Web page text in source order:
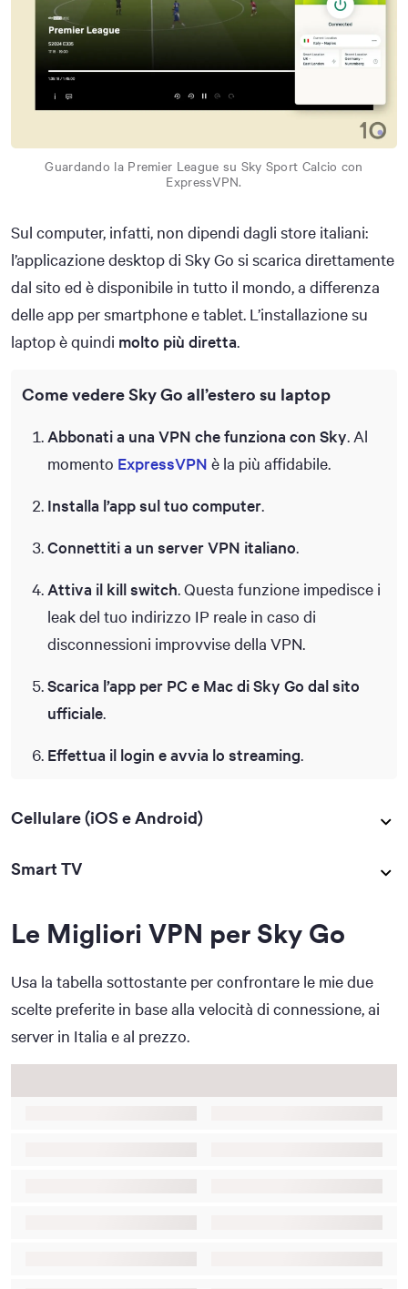
Guardando la Premier League su Sky Sport Calcio con
ExpressVPN.
Sul computer, infatti, non dipendi dagli store italiani:
l’applicazione desktop di Sky Go si scarica direttamente
dal sito ed è disponibile in tutto il mondo, a differenza
delle app per smartphone e tablet. L’installazione su
laptop è quindi molto più diretta.
Come vedere Sky Go all’estero su laptop
Abbonati a una VPN che funziona con Sky. Al
momento ExpressVPN è la più affidabile.
Installa l’app sul tuo computer.
Connettiti a un server VPN italiano.
Attiva il kill switch. Questa funzione impedisce i
leak del tuo indirizzo IP reale in caso di
disconnessioni improvvise della VPN.
Scarica l’app per PC e Mac di Sky Go dal sito
ufficiale.
Effettua il login e avvia lo streaming.
Cellulare (iOS e Android)
Smart TV
Le Migliori VPN per Sky Go
Usa la tabella sottostante per confrontare le mie due
scelte preferite in base alla velocità di connessione, ai
server in Italia e al prezzo.